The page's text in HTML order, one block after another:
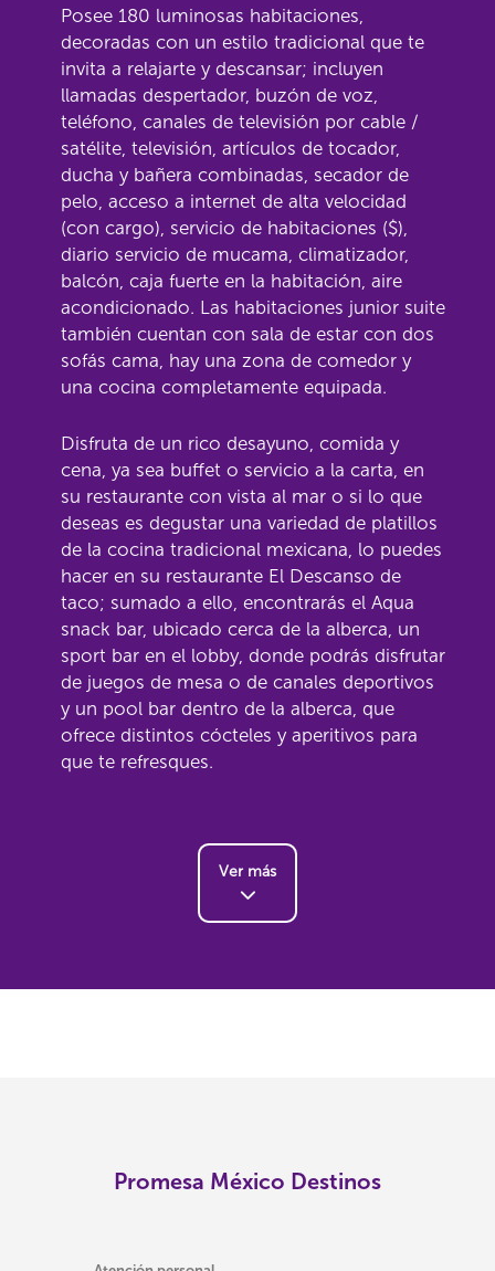
Posee 180 luminosas habitaciones,
decoradas con un estilo tradicional que te
invita a relajarte y descansar; incluyen
llamadas despertador, buzón de voz,
teléfono, canales de televisión por cable /
satélite, televisión, artículos de tocador,
ducha y bañera combinadas, secador de
pelo, acceso a internet de alta velocidad
(con cargo), servicio de habitaciones ($),
diario servicio de mucama, climatizador,
balcón, caja fuerte en la habitación, aire
acondicionado. Las habitaciones junior suite
también cuentan con sala de estar con dos
sofás cama, hay una zona de comedor y
una cocina completamente equipada.
Disfruta de un rico desayuno, comida y
cena, ya sea buffet o servicio a la carta, en
su restaurante con vista al mar o si lo que
deseas es degustar una variedad de platillos
de la cocina tradicional mexicana, lo puedes
hacer en su restaurante El Descanso de
taco; sumado a ello, encontrarás el Aqua
snack bar, ubicado cerca de la alberca, un
sport bar en el lobby, donde podrás disfrutar
de juegos de mesa o de canales deportivos
y un pool bar dentro de la alberca, que
ofrece distintos cócteles y aperitivos para
que te refresques.
Ver más
Promesa México Destinos